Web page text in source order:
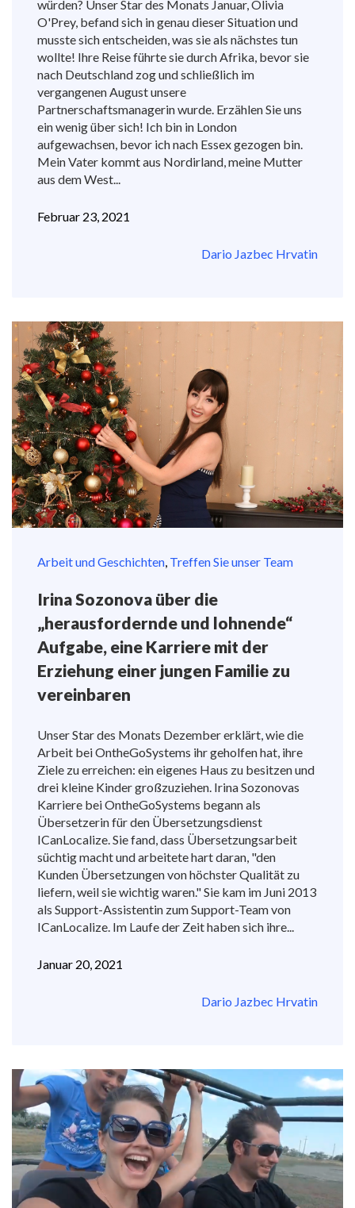
würden? Unser Star des Monats Januar, Olivia
O'Prey, befand sich in genau dieser Situation und
musste sich entscheiden, was sie als nächstes tun
wollte! Ihre Reise führte sie durch Afrika, bevor sie
nach Deutschland zog und schließlich im
vergangenen August unsere
Partnerschaftsmanagerin wurde. Erzählen Sie uns
ein wenig über sich! Ich bin in London
aufgewachsen, bevor ich nach Essex gezogen bin.
Mein Vater kommt aus Nordirland, meine Mutter
aus dem West...
Februar 23, 2021
Dario Jazbec Hrvatin
Arbeit und Geschichten, Treffen Sie unser Team
Irina Sozonova über die
„herausfordernde und lohnende“
Aufgabe, eine Karriere mit der
Erziehung einer jungen Familie zu
vereinbaren
Unser Star des Monats Dezember erklärt, wie die
Arbeit bei OntheGoSystems ihr geholfen hat, ihre
Ziele zu erreichen: ein eigenes Haus zu besitzen und
drei kleine Kinder großzuziehen. Irina Sozonovas
Karriere bei OntheGoSystems begann als
Übersetzerin für den Übersetzungsdienst
ICanLocalize. Sie fand, dass Übersetzungsarbeit
süchtig macht und arbeitete hart daran, "den
Kunden Übersetzungen von höchster Qualität zu
liefern, weil sie wichtig waren." Sie kam im Juni 2013
als Support-Assistentin zum Support-Team von
ICanLocalize. Im Laufe der Zeit haben sich ihre...
Januar 20, 2021
Dario Jazbec Hrvatin